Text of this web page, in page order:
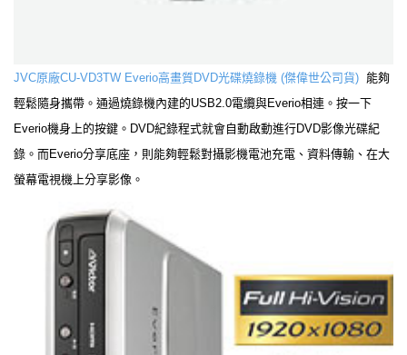
JVC原廠CU-VD3TW Everio高畫質DVD光碟燒錄機 (傑偉世公司貨) 能夠
輕鬆隨身攜帶。通過燒錄機內建的USB2.0電纜與Everio相連。按一下
Everio機身上的按鍵。DVD紀錄程式就會自動啟動進行DVD影像光碟紀
錄。而Everio分享底座，則能夠輕鬆對攝影機電池充電、資料傳輸、在大
螢幕電視機上分享影像。